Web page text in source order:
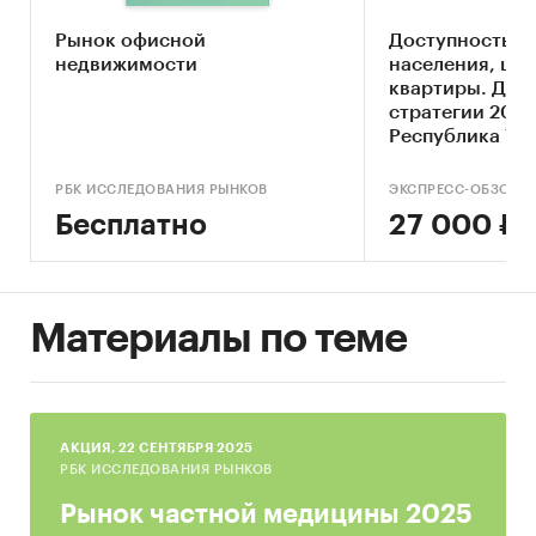
Конкурентный анализ на рынке
общежитий в Москве и Московской области
Оценка факторов инвестиционной
Прогноз развития рынка общежитий до
2025 года
рекомендации действующим операторам
Источники информации
Базы данных государственных органов
Базы данных федеральной налоговой
Рынок офисной
недвижимости
РБК ИССЛЕДОВАНИЯ РЫНКОВ
Бесплатно
Доступность
населения,
квартиры.
стратегии
Республика
ЭКСПРЕСС-ОБЗОР
27 000 ₽
Материалы по теме
AКЦИЯ, 22 СЕНТЯБРЯ 2025
РБК ИССЛЕДОВАНИЯ РЫНКОВ
Рынок частной медицины 2025